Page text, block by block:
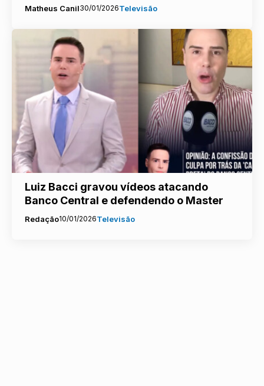
Matheus Canil30/01/2026Televisão
Luiz Bacci gravou vídeos atacando
Banco Central e defendendo o Master
Redação10/01/2026Televisão